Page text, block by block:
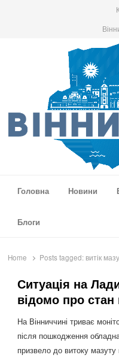
Головна
Новини
Блоги
Home Posts tagged: витік
Ситуація на
відомо про
На Вінниччині триває
після пошкодження
призвело до витоку